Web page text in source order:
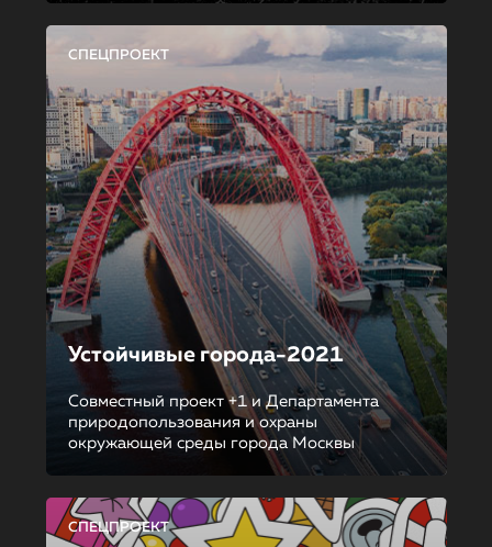
СПЕЦПРОЕКТ
Устойчивые города-2021
Совместный проект +1 и Департамента
природопользования и охраны
окружающей среды города Москвы
СПЕЦПРОЕКТ